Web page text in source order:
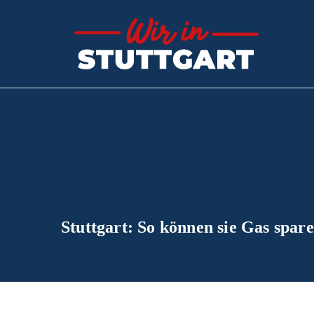
Stuttgart: So können sie Gas